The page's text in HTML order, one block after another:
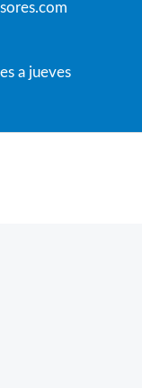
a jueves